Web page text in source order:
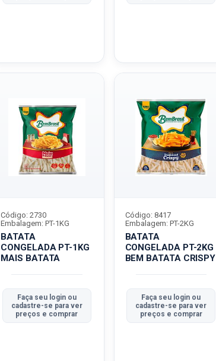
BATATA
CONGELADA PT-1KG
MAIS BATATA
Código: 2730
Embalagem: PT-1KG
Faça seu login ou
cadastre-se para ver
preços e comprar
BATATA
CONGELADA PT-2KG
BEM BATATA CRISPY
Código: 8417
Embalagem: PT-2KG
Faça seu login ou
cadastre-se para ver
preços e comprar